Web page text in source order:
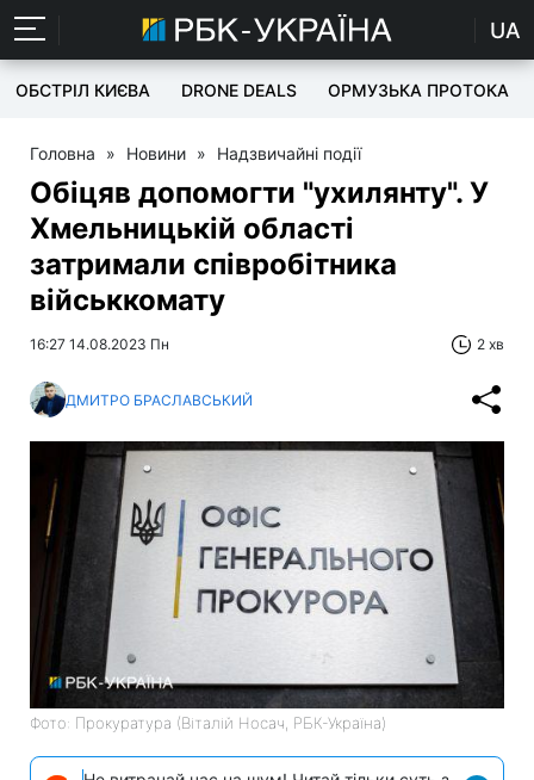
UA
ОБСТРІЛ КИЄВА DRONE DEALS ОРМУЗЬКА ПРОТОКА
Головна » Новини » Надзвичайні події
Обіцяв допомогти "ухилянту". У
Хмельницькій області
затримали співробітника
військкомату
16:27 14.08.2023 Пн 2 хв
ДМИТРО БРАСЛАВСЬКИЙ
Фото: Прокуратура (Віталій Носач, РБК-Україна)